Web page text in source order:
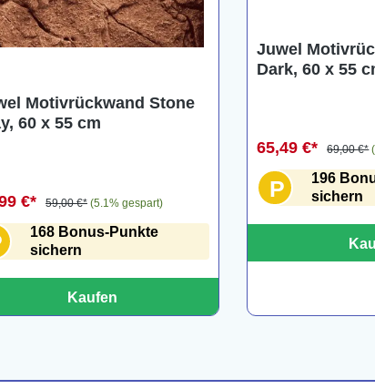
Motivrückwand Stone
60 x 55 cm
€* 59,00 €* (5.1% gespart)
168 Bonus-Punkte
sichern
Kaufen
Juwel
Dark, 60 x 55
65,49 €* 69,00 €*
P
196
sichern